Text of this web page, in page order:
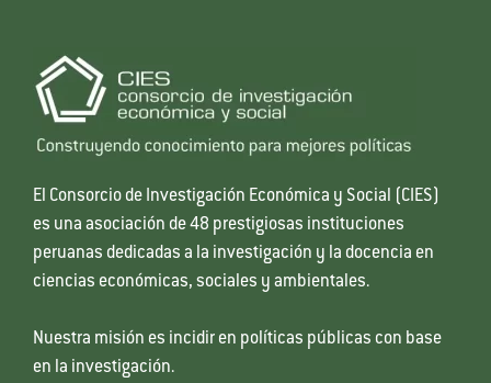
El Consorcio de Investigación Económica y Social (CIES)
es una asociación de 48 prestigiosas instituciones
peruanas dedicadas a la investigación y la docencia en
ciencias económicas, sociales y ambientales.
Nuestra misión es incidir en políticas públicas con base
en la investigación.